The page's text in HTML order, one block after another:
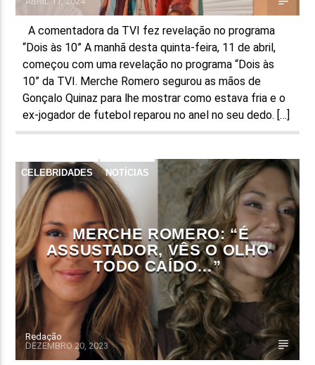
A comentadora da TVI fez revelação no programa
“Dois às 10” A manhã desta quinta-feira, 11 de abril,
começou com uma revelação no programa “Dois às
10” da TVI. Merche Romero segurou as mãos de
Gonçalo Quinaz para lhe mostrar como estava fria e o
ex-jogador de futebol reparou no anel no seu dedo. […]
CELEBRIDADES NOTÍCIAS
MERCHE ROMERO: “É
ASSUSTADOR, VÊS O OLHO
TODO CAÍDO…”
Redação
DEZEMBRO 20, 2023